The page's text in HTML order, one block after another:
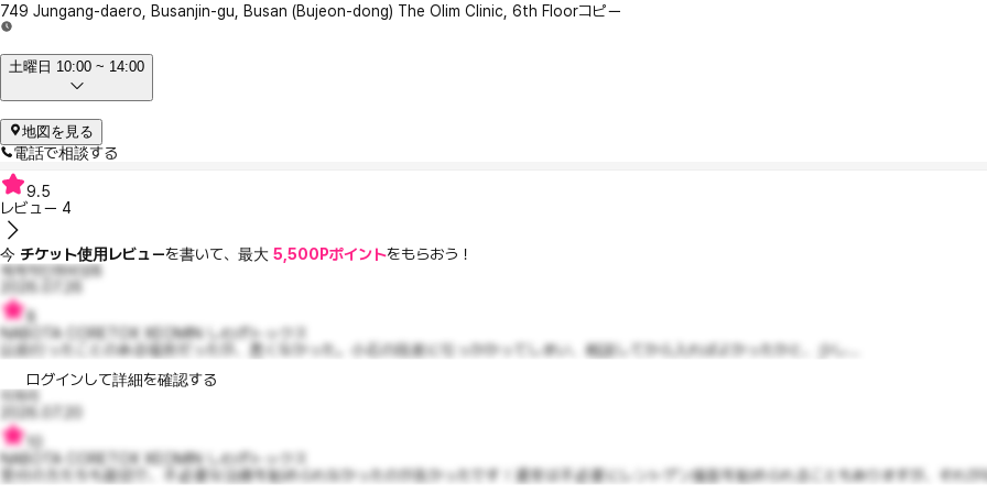
749 Jungang-daero, Busanjin-gu, Busan (Bujeon-dong) The Olim Clinic, 6th Floorコピー
土曜日 10:00 ~ 14:00
地図を見る
電話で相談する
9.5
レビュー 4
今 チケット使用レビューを書いて、最大 5,500Pポイントをもらおう！
체계적인파비앙8
2026.07.26
8
NABOTA CORETOX XEOMIN しわボトックス
以前行ったことのある場所だったが、悪くなかった。小石の段差に引っかかってしまい、相談してから入ればよかったかと、少し...
ログインして詳細を確認する
이파리
2026.07.20
NABOTA CORETOX XEOMIN しわボトックス
受付の方たちも親切で、不必要な治療を勧められなかったのが良かったです！通常は不必要にレントゲン撮影を勧められることもありますが、それが